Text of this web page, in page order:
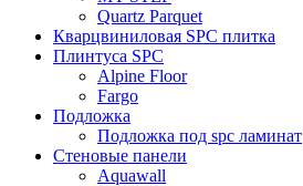
Quartz Parquet
Кварцвиниловая SPC плитка
Плинтуса SPC
Alpine Floor
Fargo
Подложка
Подложка под spc ламинат
Стеновые панели
Aquawall